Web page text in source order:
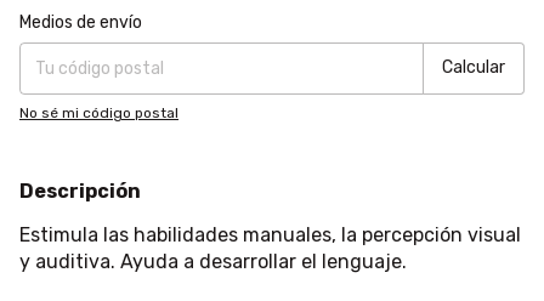
Entregas para el CP:
Medios de envío
Calcular
No sé mi código postal
Descripción
Estimula las habilidades manuales, la percepción visual
y auditiva. Ayuda a desarrollar el lenguaje.